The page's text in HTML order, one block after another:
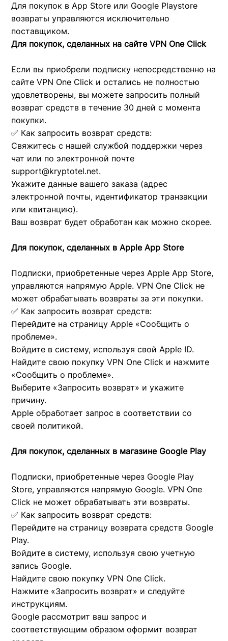
Для покупок в App Store или Google Playstore
возвраты управляются исключительно
поставщиком.
Для покупок, сделанных на сайте VPN One Click
Если вы приобрели подписку непосредственно на
сайте VPN One Click и остались не полностью
удовлетворены, вы можете запросить полный
возврат средств в течение 30 дней с момента
покупки.
✅ Как запросить возврат средств:
Свяжитесь с нашей службой поддержки через
чат или по электронной почте
support@kryptotel.net.
Укажите данные вашего заказа (адрес
электронной почты, идентификатор транзакции
или квитанцию).
Ваш возврат будет обработан как можно скорее.
Для покупок, сделанных в Apple App Store
Подписки, приобретенные через Apple App Store,
управляются напрямую Apple. VPN One Click не
может обрабатывать возвраты за эти покупки.
✅ Как запросить возврат средств:
Перейдите на страницу Apple «Сообщить о
проблеме».
Войдите в систему, используя свой Apple ID.
Найдите свою покупку VPN One Click и нажмите
«Сообщить о проблеме».
Выберите «Запросить возврат» и укажите
причину.
Apple обработает запрос в соответствии со
своей политикой.
Для покупок, сделанных в магазине Google Play
Подписки, приобретенные через Google Play
Store, управляются напрямую Google. VPN One
Click не может обрабатывать эти возвраты.
✅ Как запросить возврат средств:
Перейдите на страницу возврата средств Google
Play.
Войдите в систему, используя свою учетную
запись Google.
Найдите свою покупку VPN One Click.
Нажмите «Запросить возврат» и следуйте
инструкциям.
Google рассмотрит ваш запрос и
соответствующим образом оформит возврат